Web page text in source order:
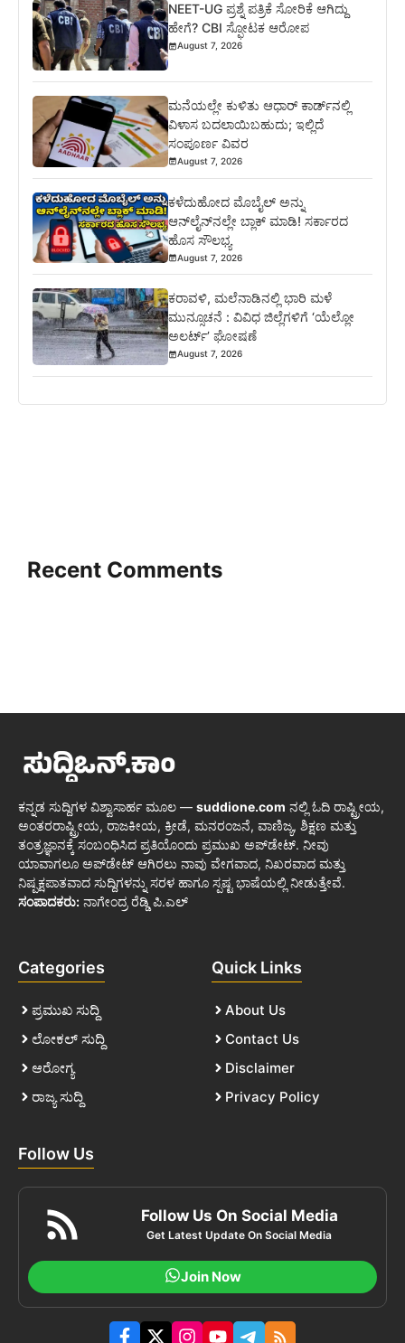
NEET-UG ಪ್ರಶ್ನೆ ಪತ್ರಿಕೆ ಸೋರಿಕೆ ಆಗಿದ್ದು
ಹೇಗೆ? CBI ಸ್ಫೋಟಕ ಆರೋಪ
August 7, 2026
ಮನೆಯಲ್ಲೇ ಕುಳಿತು ಆಧಾರ್ ಕಾರ್ಡ್‌ನಲ್ಲಿ
ವಿಳಾಸ ಬದಲಾಯಿಬಹುದು; ಇಲ್ಲಿದೆ
ಸಂಪೂರ್ಣ ವಿವರ
August 7, 2026
ಕಳೆದುಹೋದ ಮೊಬೈಲ್ ಅನ್ನು
ಆನ್‌ಲೈನ್‌ನಲ್ಲೇ ಬ್ಲಾಕ್ ಮಾಡಿ! ಸರ್ಕಾರದ
ಹೊಸ ಸೌಲಭ್ಯ
August 7, 2026
ಕರಾವಳಿ, ಮಲೆನಾಡಿನಲ್ಲಿ ಭಾರಿ ಮಳೆ
ಮುನ್ಸೂಚನೆ : ವಿವಿಧ ಜಿಲ್ಲೆಗಳಿಗೆ ‘ಯೆಲ್ಲೋ
ಅಲರ್ಟ್’ ಘೋಷಣೆ
August 7, 2026
Recent Comments
ಕನ್ನಡ ಸುದ್ದಿಗಳ ವಿಶ್ವಾಸಾರ್ಹ ಮೂಲ — suddione.com ನಲ್ಲಿ ಓದಿ ರಾಷ್ಟ್ರೀಯ,
ಅಂತರರಾಷ್ಟ್ರೀಯ, ರಾಜಕೀಯ, ಕ್ರೀಡೆ, ಮನರಂಜನೆ, ವಾಣಿಜ್ಯ, ಶಿಕ್ಷಣ ಮತ್ತು
ತಂತ್ರಜ್ಞಾನಕ್ಕೆ ಸಂಬಂಧಿಸಿದ ಪ್ರತಿಯೊಂದು ಪ್ರಮುಖ ಅಪ್‌ಡೇಟ್. ನೀವು
ಯಾವಾಗಲೂ ಅಪ್‌ಡೇಟ್ ಆಗಿರಲು ನಾವು ವೇಗವಾದ, ನಿಖರವಾದ ಮತ್ತು
ನಿಷ್ಪಕ್ಷಪಾತವಾದ ಸುದ್ದಿಗಳನ್ನು ಸರಳ ಹಾಗೂ ಸ್ಪಷ್ಟ ಭಾಷೆಯಲ್ಲಿ ನೀಡುತ್ತೇವೆ.
ಸಂಪಾದಕರು: ನಾಗೇಂದ್ರ ರೆಡ್ಡಿ ಪಿ.ಎಲ್
Categories
ಪ್ರಮುಖ ಸುದ್ದಿ
ಲೋಕಲ್ ಸುದ್ದಿ
ಆರೋಗ್ಯ
ರಾಜ್ಯ ಸುದ್ದಿ
Quick Links
About Us
Contact Us
Disclaimer
Privacy Policy
Follow Us
Follow Us On Social Media
Get Latest Update On Social Media
Join Now